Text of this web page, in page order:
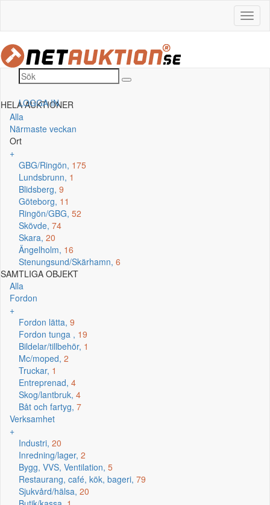
LOGGA IN
HELA AUKTIONER
Alla
Närmaste veckan
Ort
+
GBG/Ringön, 175
Lundsbrunn, 1
Blidsberg, 9
Göteborg, 11
Ringön/GBG, 52
Skövde, 74
Skara, 20
Ängelholm, 16
Stenungsund/Skärhamn, 6
SAMTLIGA OBJEKT
Alla
Fordon
+
Fordon lätta, 9
Fordon tunga , 19
Bildelar/tillbehör, 1
Mc/moped, 2
Truckar, 1
Entreprenad, 4
Skog/lantbruk, 4
Båt och fartyg, 7
Verksamhet
+
Industri, 20
Inredning/lager, 2
Bygg, VVS, Ventilation, 5
Restaurang, café, kök, bageri, 79
Sjukvård/hälsa, 20